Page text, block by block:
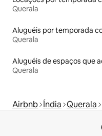
Querala
Querala
Querala
Airbnb Índia Querala